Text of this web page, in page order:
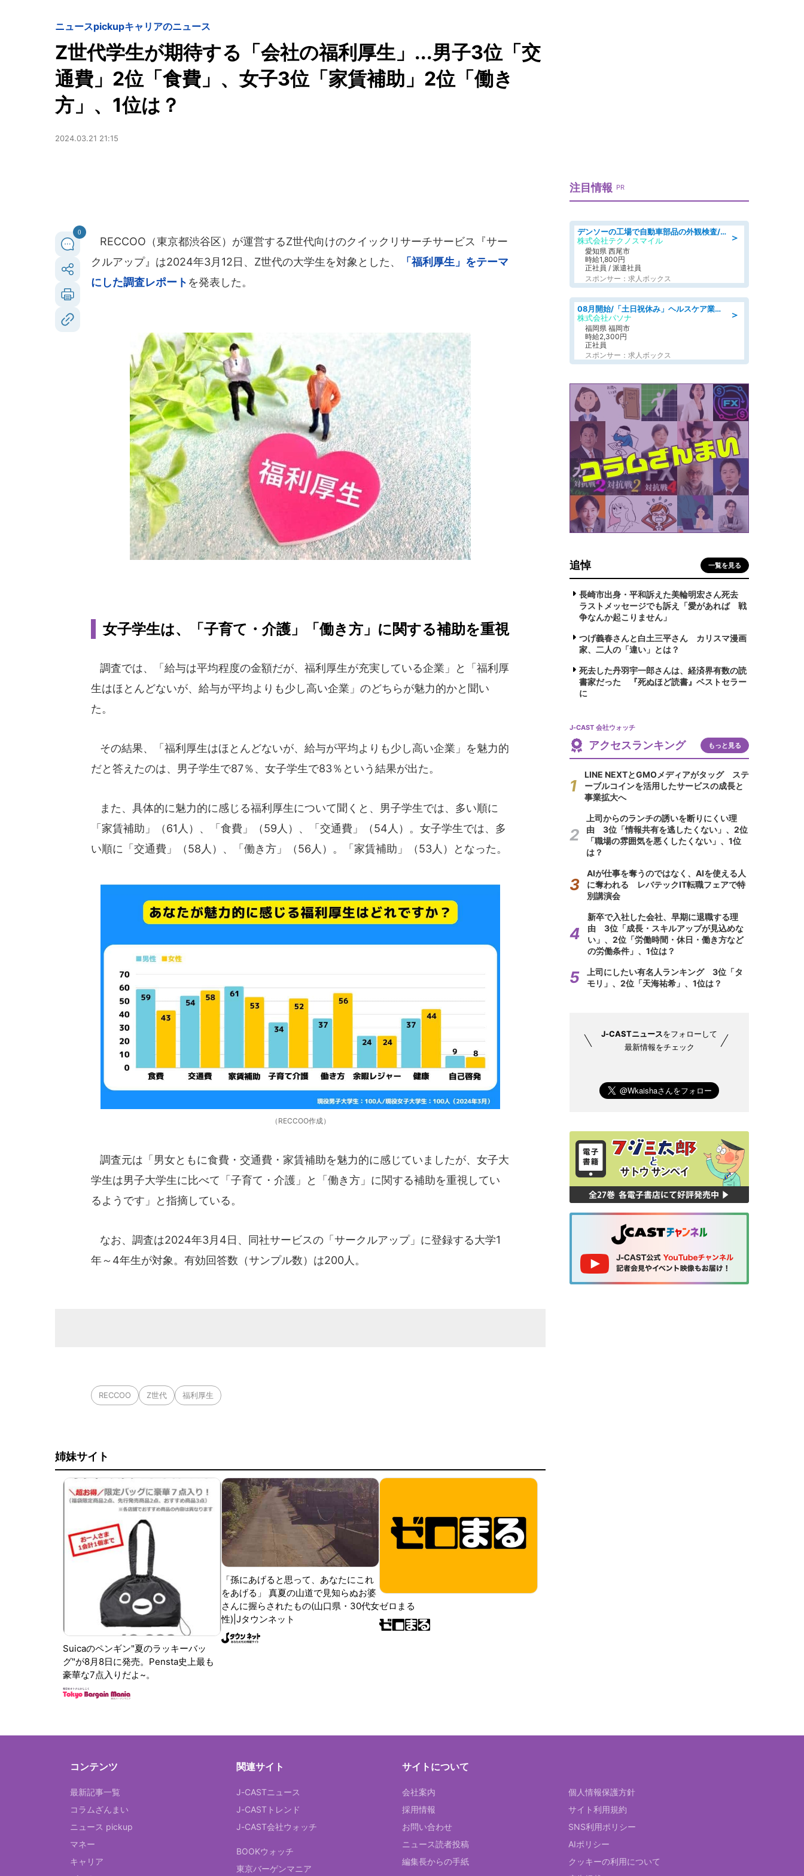
ニュースpickupキャリアのニュース
Z世代学生が期待する「会社の福利厚生」...男子3位「交
通費」2位「食費」、女子3位「家賃補助」2位「働き
方」、1位は？
2024.03.21 21:15
0
RECCOO（東京都渋谷区）が運営するZ世代向けのクイックリサーチサービス『サー
クルアップ』は2024年3月12日、Z世代の大学生を対象とした、
「福利厚生」をテーマ
にした調査レポート を発表した。
女子学生は、「子育て・介護」「働き方」に関する補助を重視
調査では、「給与は平均程度の金額だが、福利厚生が充実している企業」と「福利厚
生はほとんどないが、給与が平均よりも少し高い企業」のどちらが魅力的かと聞い
た。
その結果、「福利厚生はほとんどないが、給与が平均よりも少し高い企業」を魅力的
だと答えたのは、男子学生で87％、女子学生で83％という結果が出た。
また、具体的に魅力的に感じる福利厚生について聞くと、男子学生では、多い順に
「家賃補助」（61人）、「食費」（59人）、「交通費」（54人）。女子学生では、多
い順に「交通費」（58人）、「働き方」（56人）。「家賃補助」（53人）となった。
（RECCOO作成）
調査元は「男女ともに食費・交通費・家賃補助を魅力的に感じていましたが、女子大
学生は男子大学生に比べて「子育て・介護」と「働き方」に関する補助を重視してい
るようです」と指摘している。
なお、調査は2024年3月4日、同社サービスの「サークルアップ」に登録する大学1
年～4年生が対象。有効回答数（サンプル数）は200人。
RECCOO Z世代 福利厚生
姉妹サイト
Suicaのペンギン"夏のラッキーバッ
グ"が8月8日に発売。Pensta史上最も
豪華な7点入りだよ~。
「孫にあげると思って、あなたにこれ
をあげる」 真夏の山道で見知らぬお婆
さんに握らされたもの(山口県・30代女
性)|Jタウンネット
ゼロまる
注目情報 PR
＞
デンソーの工場で自動車部品の外観検査/denso aichi
株式会社テクノスマイル
愛知県 西尾市
時給1,800円
正社員 / 派遣社員
スポンサー：求人ボックス
＞
08月開始/「土日祝休み」ヘルスケア業界の産業保健師/高時給/未経験OK/要資格:保健師、正看護師
株式会社パソナ
福岡県 福岡市
時給2,300円
正社員
スポンサー：求人ボックス
追悼 一覧を見る
長崎市出身・平和訴えた美輪明宏さん死去
ラストメッセージでも訴え「愛があれば 戦
争なんか起こりません」
つげ義春さんと白土三平さん カリスマ漫画
家、二人の「違い」とは？
死去した丹羽宇一郎さんは、経済界有数の読
書家だった 『死ぬほど読書』ベストセラー
に
J-CAST 会社ウォッチ
アクセスランキング もっと見る
LINE NEXTとGMOメディアがタッグ ステ
ーブルコインを活用したサービスの成長と
事業拡大へ
上司からのランチの誘いを断りにくい理
由 3位「情報共有を逃したくない」、2位
「職場の雰囲気を悪くしたくない」、1位
は？
AIが仕事を奪うのではなく、AIを使える人
に奪われる レバテックIT転職フェアで特
別講演会
新卒で入社した会社、早期に退職する理
由 3位「成長・スキルアップが見込めな
い」、2位「労働時間・休日・働き方など
の労働条件」、1位は？
上司にしたい有名人ランキング 3位「タ
モリ」、2位「天海祐希」、1位は？
J-CASTニュースをフォローして
最新情報をチェック
コンテンツ
最新記事一覧
コラムざんまい
ニュース pickup
マネー
キャリア
関連サイト
J-CASTニュース
J-CASTトレンド
J-CAST会社ウォッチ
BOOKウォッチ
東京バーゲンマニア
サイトについて
会社案内
採用情報
お問い合わせ
ニュース読者投稿
編集長からの手紙
個人情報保護方針
サイト利用規約
SNS利用ポリシー
AIポリシー
クッキーの利用について